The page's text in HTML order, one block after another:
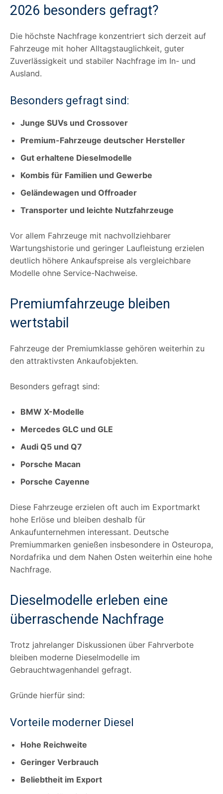
2026 besonders gefragt?
Die höchste Nachfrage konzentriert sich derzeit auf
Fahrzeuge mit hoher Alltagstauglichkeit, guter
Zuverlässigkeit und stabiler Nachfrage im In- und
Ausland.
Besonders gefragt sind:
Junge SUVs und Crossover
Premium-Fahrzeuge deutscher Hersteller
Gut erhaltene Dieselmodelle
Kombis für Familien und Gewerbe
Geländewagen und Offroader
Transporter und leichte Nutzfahrzeuge
Vor allem Fahrzeuge mit nachvollziehbarer
Wartungshistorie und geringer Laufleistung erzielen
deutlich höhere Ankaufspreise als vergleichbare
Modelle ohne Service-Nachweise.
Premiumfahrzeuge bleiben
wertstabil
Fahrzeuge der Premiumklasse gehören weiterhin zu
den attraktivsten Ankaufobjekten.
Besonders gefragt sind:
BMW X-Modelle
Mercedes GLC und GLE
Audi Q5 und Q7
Porsche Macan
Porsche Cayenne
Diese Fahrzeuge erzielen oft auch im Exportmarkt
hohe Erlöse und bleiben deshalb für
Ankaufunternehmen interessant. Deutsche
Premiummarken genießen insbesondere in Osteuropa,
Nordafrika und dem Nahen Osten weiterhin eine hohe
Nachfrage.
Dieselmodelle erleben eine
überraschende Nachfrage
Trotz jahrelanger Diskussionen über Fahrverbote
bleiben moderne Dieselmodelle im
Gebrauchtwagenhandel gefragt.
Gründe hierfür sind:
Vorteile moderner Diesel
Hohe Reichweite
Geringer Verbrauch
Beliebtheit im Export